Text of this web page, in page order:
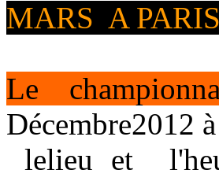
MARS A
Le
Décembre2012
lelieu et